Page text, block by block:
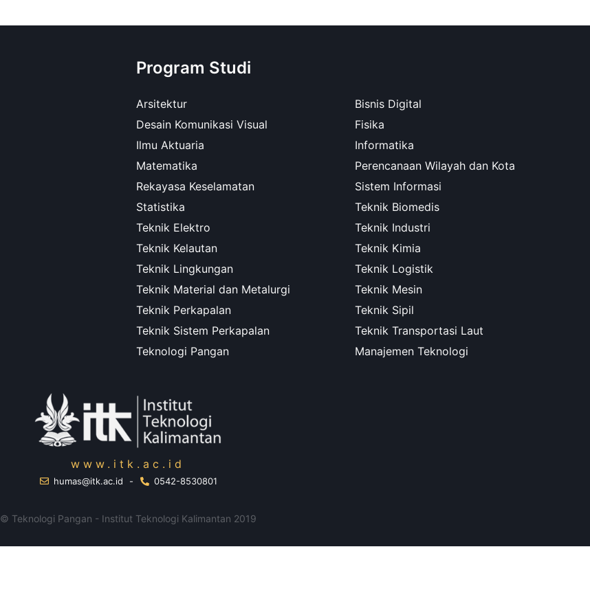
Program Studi
Arsitektur
Bisnis Digital
Desain Komunikasi Visual
Fisika
Ilmu Aktuaria
Informatika
Matematika
Perencanaan Wilayah dan Kota
Rekayasa Keselamatan
Sistem Informasi
Statistika
Teknik Biomedis
Teknik Elektro
Teknik Industri
Teknik Kelautan
Teknik Kimia
Teknik Lingkungan
Teknik Logistik
Teknik Material dan Metalurgi
Teknik Mesin
Teknik Perkapalan
Teknik Sipil
Teknik Sistem Perkapalan
Teknik Transportasi Laut
Teknologi Pangan
Manajemen Teknologi
www.itk.ac.id
humas@itk.ac.id - 0542-8530801
© Teknologi Pangan - Institut Teknologi Kalimantan 2019